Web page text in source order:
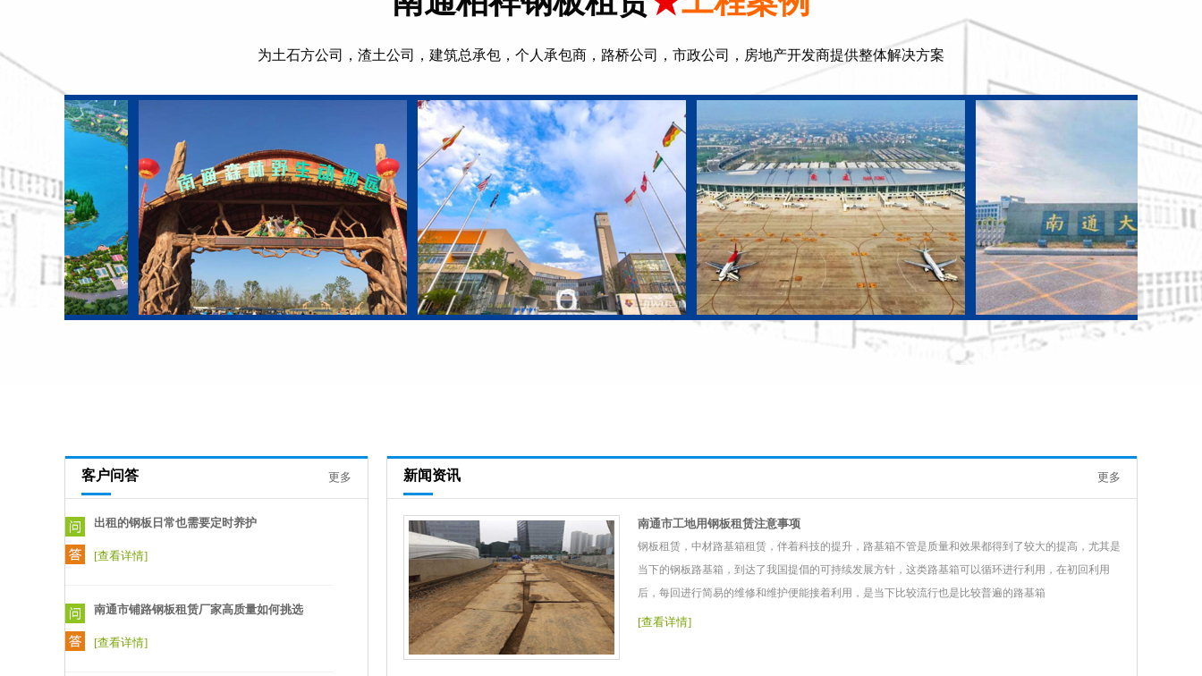
为土石方公司，渣土公司，建筑总承包，个人承包商，路桥公司，市政公司，房地产开发商提供整体解决方案
更多
客户问答
怎么正确延长钢板的使用寿命
一般的钢板使用寿命一般为30年左右。彩板
的使用寿命与彩涂镀锌层、稳定层、漆层的
厚度及各层材料的质量有关。具有质轻、高
出租的钢板日常也需要定时养护
[查看详情]
南通市铺路钢板租赁厂家高质量如何挑选
南通拉森钢板桩出租公司堆放和吊装方法
更多
新闻资讯
南通市工地用钢板租赁注意事项
钢板租赁，中材路基箱租赁，伴着科技的提升，路基箱不管是质量和效果都得到了较大的提高，尤其是
当下的钢板路基箱，到达了我国提倡的可持续发展方针，这类路基箱可以循环进行利用，在初回利用
后，每回进行简易的维修和维护便能接着利用，是当下比较流行也是比较普遍的路基箱
[查看详情]